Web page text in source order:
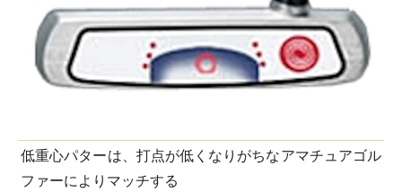
低重心パターは、打点が低くなりがちなアマチュアゴル
ファーによりマッチする